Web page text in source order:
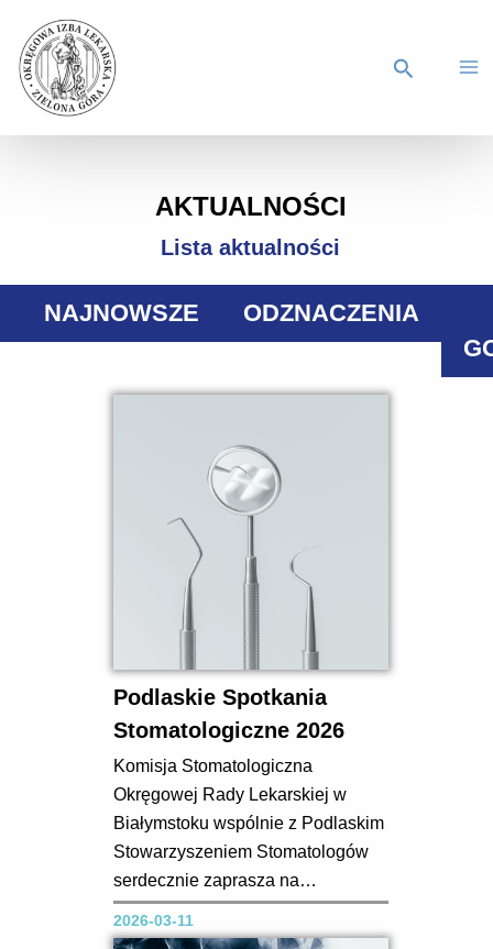
AKTUALNOŚCI
Lista aktualności
NAJNOWSZE
ODZNACZENIA
Podlaskie Spotkania
Stomatologiczne 2026
Komisja Stomatologiczna
Okręgowej Rady Lekarskiej w
Białymstoku wspólnie z Podlaskim
Stowarzyszeniem Stomatologów
serdecznie zaprasza na
kolejne Podlaskie Spotkania
Stomatologiczne – ogólnopolską
2026-03-11